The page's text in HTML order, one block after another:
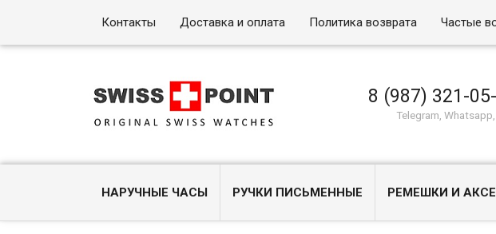
Контакты Доставка и оплата Политика возврата Частые
8 (987) 321-
Telegram,
НАРУЧНЫЕ ЧАСЫ РУЧКИ ПИСЬМЕННЫЕ РЕМЕШКИ И